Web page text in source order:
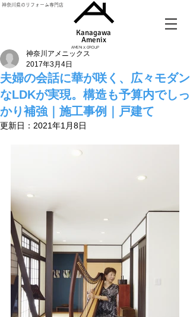
神奈川県のリフォーム専門店
Kanagawa
Amenix​
AMENIX GROUP
夫婦の会話に華が咲く、広々モダン
なLDKが実現。構造も予算内でしっ
かり補強｜施工事例｜戸建て
神奈川アメニックス
2017年3月4日
更新日： 2021年1月8日